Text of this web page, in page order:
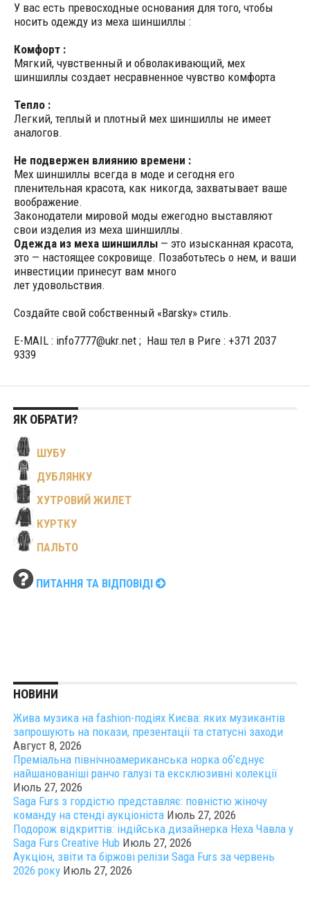
У вас есть превосходные основания для того, чтобы
носить одежду из меха шиншиллы :
Комфорт :
Мягкий, чувственный и обволакивающий, мех
шиншиллы создает несравненное чувство комфорта
Тепло :
Легкий, теплый и плотный мех шиншиллы не имеет
аналогов.
Не подвержен влиянию времени :
Мех шиншиллы всегда в моде и сегодня его
пленительная красота, как никогда, захватывает ваше
воображение.
Законодатели мировой моды ежегодно выставляют
свои изделия из меха шиншиллы.
Одежда из меха шиншиллы— это изысканная красота,
это — настоящее сокровище. Позаботьтесь о нем, и ваши
инвестиции принесут вам много
лет удовольствия.
Создайте свой собственный «Barsky» стиль.
E-MAIL : info7777@ukr.net ; Наш тел в Риге : +371 2037
9339
ЯК ОБРАТИ?
ШУБУ
ДУБЛЯНКУ
ХУТРОВИЙ ЖИЛЕТ
КУРТКУ
ПАЛЬТО
ПИТАННЯ ТА ВІДПОВІДІ
НОВИНИ
Жива музика на fashion-подіях Києва: яких музикантів
запрошують на покази, презентації та статусні заходи
Август 8, 2026
Преміальна північноамериканська норка об’єднує
найшанованіші ранчо галузі та ексклюзивні колекції
Июль 27, 2026
Saga Furs з гордістю представляє: повністю жіночу
команду на стенді аукціоніста Июль 27, 2026
Подорож відкриттів: індійська дизайнерка Неха Чавла у
Saga Furs Creative Hub Июль 27, 2026
Аукціон, звіти та біржові релізи Saga Furs за червень
2026 року Июль 27, 2026